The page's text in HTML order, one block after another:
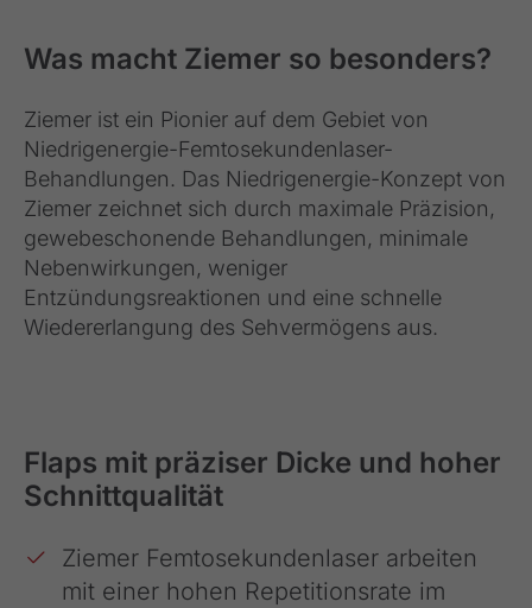
Was macht Ziemer so besonders?
Ziemer ist ein Pionier auf dem Gebiet von
Niedrigenergie-Femtosekundenlaser-
Behandlungen. Das Niedrigenergie-Konzept von
Ziemer zeichnet sich durch maximale Präzision,
gewebeschonende Behandlungen, minimale
Nebenwirkungen, weniger
Entzündungsreaktionen und eine schnelle
Wiedererlangung des Sehvermögens aus.
Flaps mit präziser Dicke und hoher
Schnittqualität
Ziemer Femtosekundenlaser arbeiten
mit einer hohen Repetitionsrate im